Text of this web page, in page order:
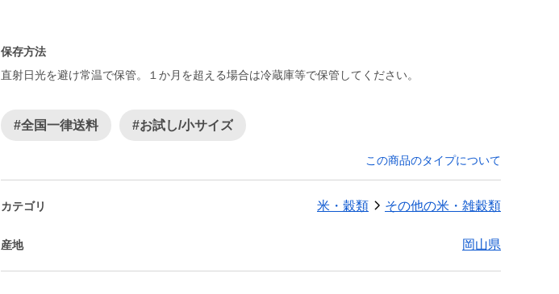
保存方法
直射日光を避け常温で保管。１か月を超える場合は冷蔵庫等で保管してください。
#全国一律送料 #お試し/小サイズ
この商品のタイプについて
カテゴリ 米・穀類 その他の米・雑穀類
産地 岡山県